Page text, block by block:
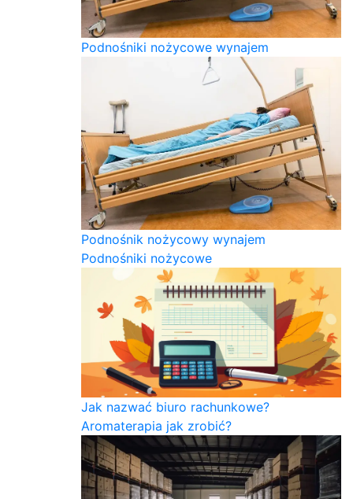
Podnośniki nożycowe wynajem
Podnośnik nożycowy wynajem
Podnośniki nożycowe
Jak nazwać biuro rachunkowe?
Aromaterapia jak zrobić?